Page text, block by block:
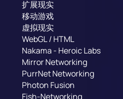
扩展现实
移动游戏
虚拟现实
WebGL / HTML
Nakama - Heroic Labs
Mirror Networking
PurrNet Networking
Photon Fusion
Fish-Networking